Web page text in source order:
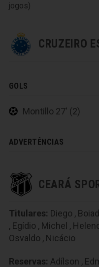
jogos)
CRUZEIRO
GOLS
Montillo 27' (2)
ADVERTÊNCIAS
CEARÁ
Titulares: Diego ,
, Egídio , Michel ,
Osvaldo , Nicácio
Reservas: Adílson ,